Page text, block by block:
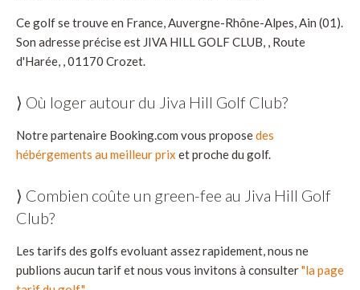
Ce golf se trouve en France, Auvergne-Rhône-Alpes, Ain (01).
Son adresse précise est JIVA HILL GOLF CLUB, , Route
d'Harée, , 01170 Crozet.
⟩ Où loger autour du Jiva Hill Golf Club?
Notre partenaire Booking.com vous proposedes
hébérgements au meilleur prix et proche du golf.
⟩ Combien coûte un green-fee au Jiva Hill Golf
Club?
Les tarifs des golfs evoluant assez rapidement, nous ne
publions aucun tarif et nous vous invitons à consulter"la page